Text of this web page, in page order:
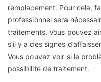
remplacement. Pour cela,
professionnel sera
traitements. Vous pouvez
s’il y a des signes
Vous pouvez voir si le
possibilité de traitement.